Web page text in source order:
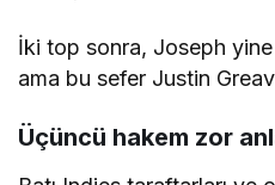
İki top sonra, Joseph
ama bu sefer Justin
Üçüncü hakem zor